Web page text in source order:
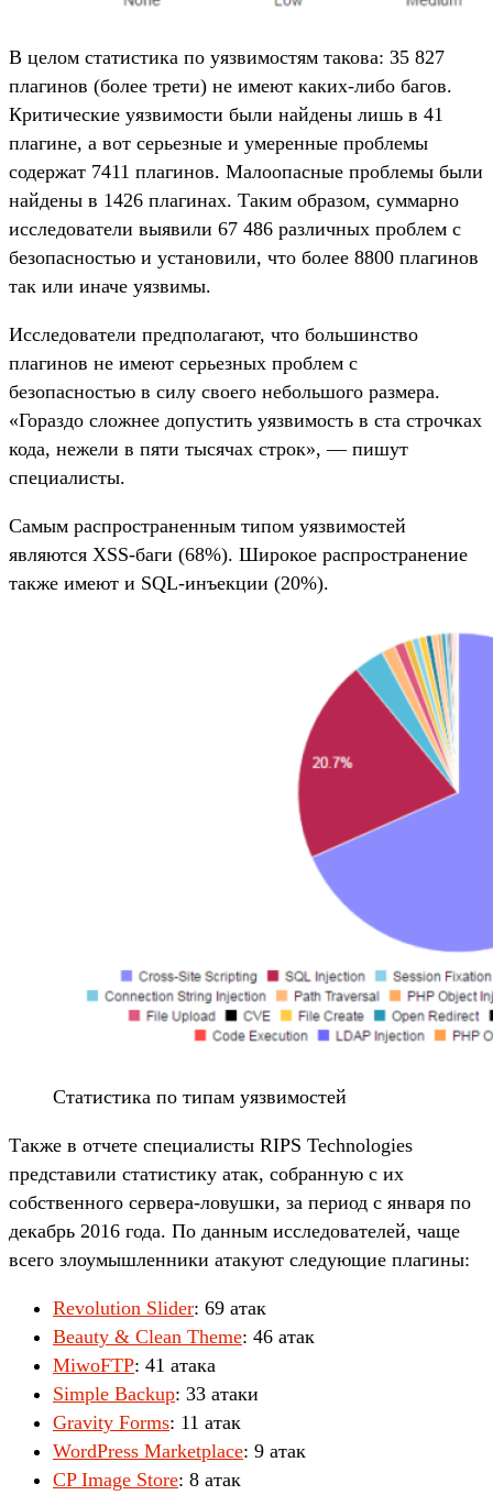
В целом статистика по уязвимостям такова: 35 827
плагинов (более трети) не имеют каких-либо багов.
Критические уязвимости были найдены лишь в 41
плагине, а вот серьезные и умеренные проблемы
содержат 7411 плагинов. Малоопасные проблемы были
найдены в 1426 плагинах. Таким образом, суммарно
исследователи выявили 67 486 различных проблем с
безопасностью и установили, что более 8800 плагинов
так или иначе уязвимы.
Исследователи предполагают, что большинство
плагинов не имеют серьезных проблем с
безопасностью в силу своего небольшого размера.
«Гораздо сложнее допустить уязвимость в ста строчках
кода, нежели в пяти тысячах строк», — пишут
специалисты.
Самым распространенным типом уязвимостей
являются XSS-баги (68%). Широкое распространение
также имеют и SQL-инъекции (20%).
Статистика по типам уязвимостей
Также в отчете специалисты RIPS Technologies
представили статистику атак, собранную с их
собственного сервера-ловушки, за период с января по
декабрь 2016 года. По данным исследователей, чаще
всего злоумышленники атакуют следующие плагины:
Revolution Slider: 69 атак
Beauty & Clean Theme: 46 атак
MiwoFTP: 41 атака
Simple Backup: 33 атаки
Gravity Forms: 11 атак
WordPress Marketplace: 9 атак
CP Image Store: 8 атак